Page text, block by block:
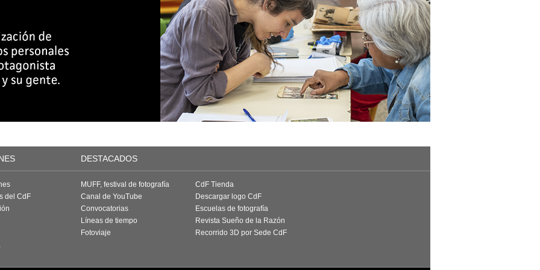
DESTACADOS
del CdF
MUFF, festival de fotografía
Canal de YouTube
Convocatorias
Líneas de tiempo
Fotoviaje
CdF Tienda
Descargar logo CdF
Escuelas de fotografía
Revista Sueño de la Razón
Recorrido 3D por Sede CdF